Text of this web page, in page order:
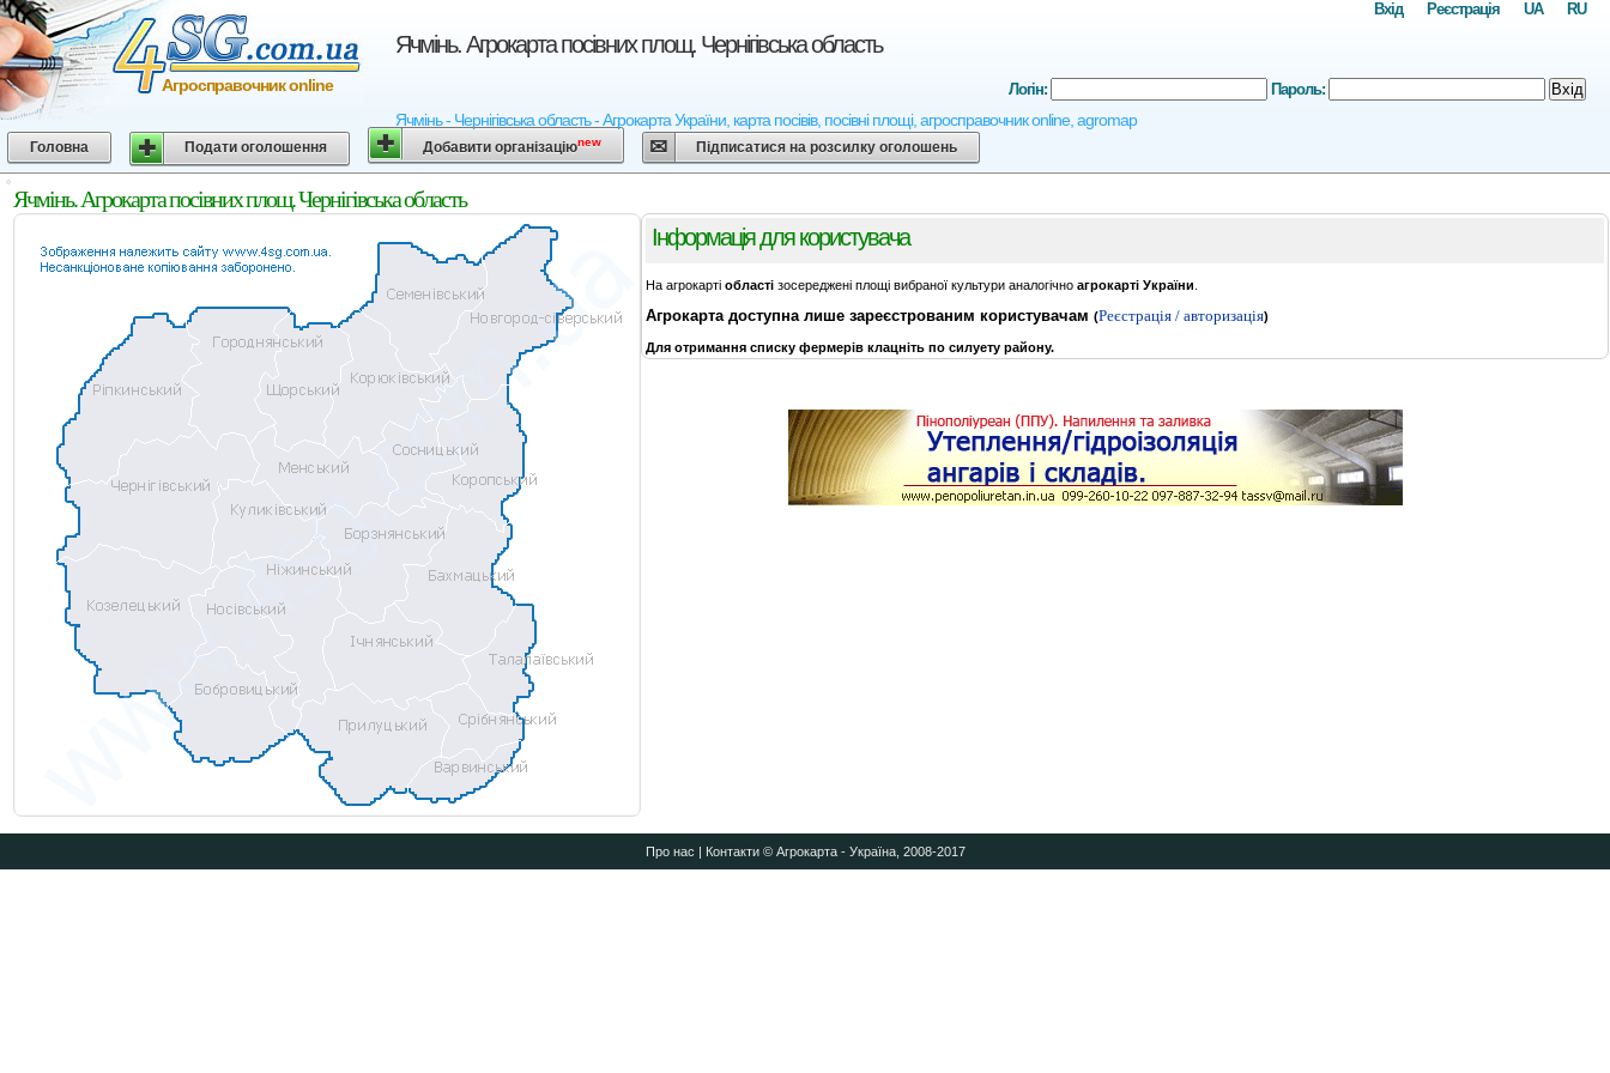
Ячмінь. Агрокарта посівних площ. Чернігівська область
Ячмінь - Чернігівська область - Агрокарта України, карта посівів, посівні площі, агросправочник online, agromap
Агросправочник online
RU
UA
Реєстрація
Вхід
Логін: Пароль: Вхід
Головна Подати оголошення Добавити організаціюnew Підписатися на розсилку оголошень
Ячмінь. Агрокарта посівних площ. Чернігівська область
Інформація для користувача
На агрокарті області зосереджені площі вибраної культури аналогічно агрокарті України
Агрокартадоступна лише зареєстрованим користувачам (Реєстрація / авторизація)
Для отримання списку фермерів клацніть по силуету району.
Про нас | Контакти© Агрокарта - Україна, 2008-2017